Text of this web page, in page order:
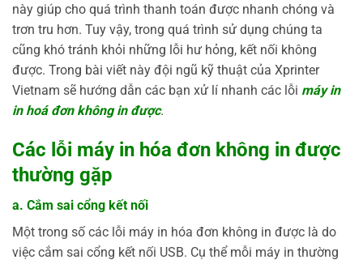
này giúp cho quá trình thanh toán được nhanh chóng và
trơn tru hơn. Tuy vậy, trong quá trình sử dụng chúng ta
cũng khó tránh khỏi những lỗi hư hỏng, kết nối không
được. Trong bài viết này đội ngũ kỹ thuật của Xprinter
Vietnam sẽ hướng dẫn các bạn xử lí nhanh các lỗi máy in
in hoá đơn không in được.
Các lỗi máy in hóa đơn không in được
thường gặp
a. Cắm sai cổng kết nối
Một trong số các lỗi máy in hóa đơn không in được là do
việc cắm sai cổng kết nối USB. Cụ thể mỗi máy in thường